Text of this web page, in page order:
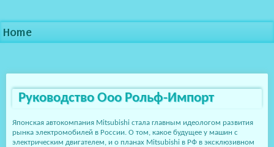
Home
Руководство Ооо Рольф-Импорт
Японская автокомпания Mitsubishi стала главным идеологом развития
рынка электромобилей в России. О том, какое будущее у машин с
электрическим двигателем, и о планах Mitsubishi в РФ в эксклюзивном